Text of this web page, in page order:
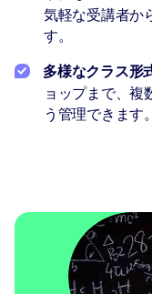
気軽な受講者か
す。
多様なクラス形
ョップまで、複
う管理できます。